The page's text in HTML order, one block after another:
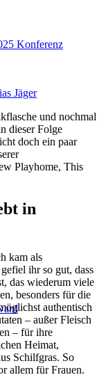
Konferenz
Jäger
und nochmal
dieser Folge
doch ein paar
Playhome, This
in
kam als
ihr so gut, dass
das wiederum viele
besonders für die
authentisch
– außer Fleisch
– für ihre
Heimat,
Schilfgras. So
allem für Frauen.